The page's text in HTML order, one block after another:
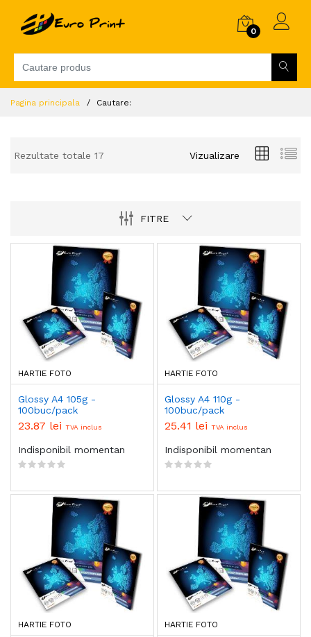
0
Pagina principala Cautare:
Rezultate totale 17 Vizualizare
FITRE
HARTIE FOTO
Glossy A4 105g -
100buc/pack
23.87 lei TVA inclus
Indisponibil momentan
HARTIE FOTO
Glossy A4 110g -
100buc/pack
25.41 lei TVA inclus
Indisponibil momentan
HARTIE FOTO HARTIE FOTO